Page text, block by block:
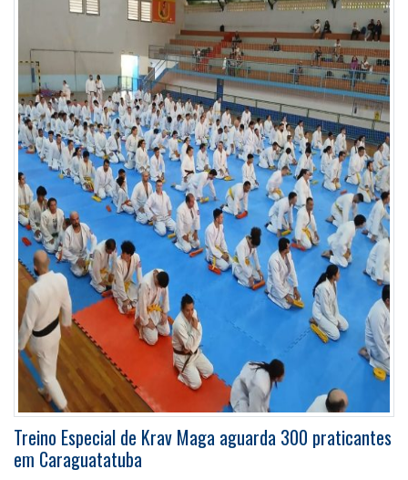
Treino Especial de Krav Maga aguarda 300 praticantes
em Caraguatatuba